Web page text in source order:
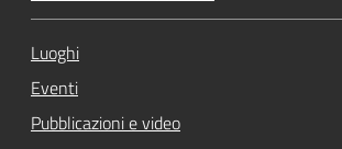
Luoghi
Eventi
Pubblicazioni e video